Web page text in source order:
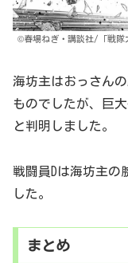
©春場ねぎ・講談社/「戦隊
海坊主はおっさん
ものでしたが、巨
と判明しました。
戦闘員Dは海坊主の
した。
まとめ